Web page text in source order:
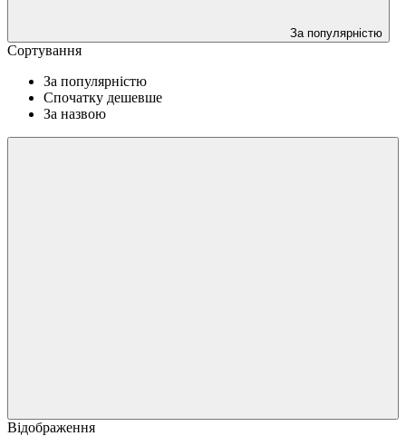
За популярністю
Сортування
За популярністю
Спочатку дешевше
За назвою
Відображення